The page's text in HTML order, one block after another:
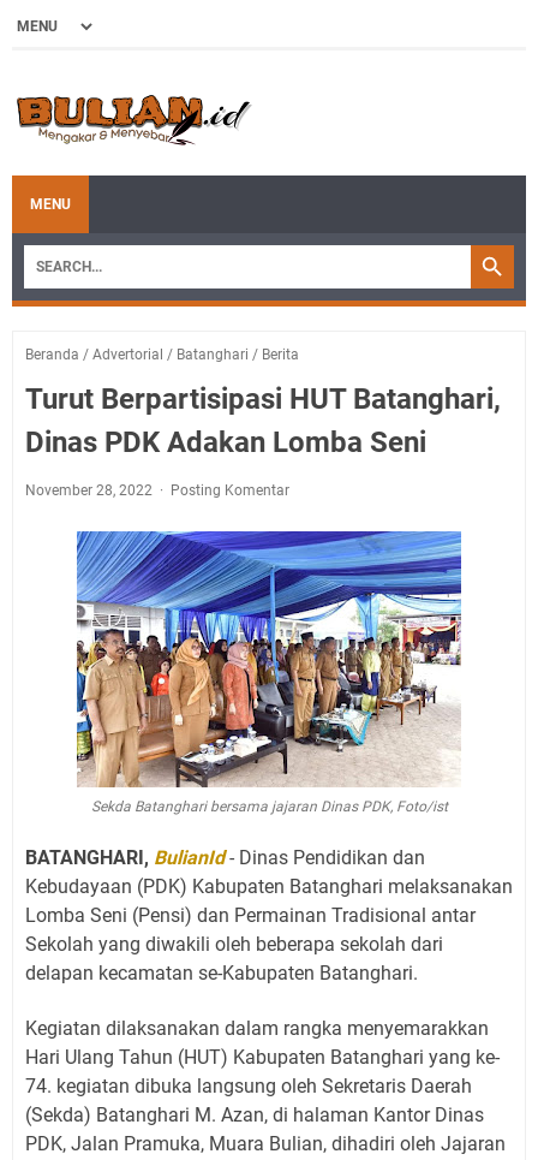
MENU
Beranda / Advertorial / Batanghari / Berita
Turut Berpartisipasi HUT Batanghari,
Dinas PDK Adakan Lomba Seni
November 28, 2022 Posting Komentar
Sekda Batanghari bersama jajaran Dinas PDK, Foto/ist
BATANGHARI, BulianId- Dinas Pendidikan dan
Kebudayaan (PDK) Kabupaten Batanghari melaksanakan
Lomba Seni (Pensi) dan Permainan Tradisional antar
Sekolah yang diwakili oleh beberapa sekolah dari
delapan kecamatan se-Kabupaten Batanghari.
Kegiatan dilaksanakan dalam rangka menyemarakkan
Hari Ulang Tahun (HUT) Kabupaten Batanghari yang ke-
74. kegiatan dibuka langsung oleh Sekretaris Daerah
(Sekda) Batanghari M. Azan, di halaman Kantor Dinas
PDK, Jalan Pramuka, Muara Bulian, dihadiri oleh Jajaran